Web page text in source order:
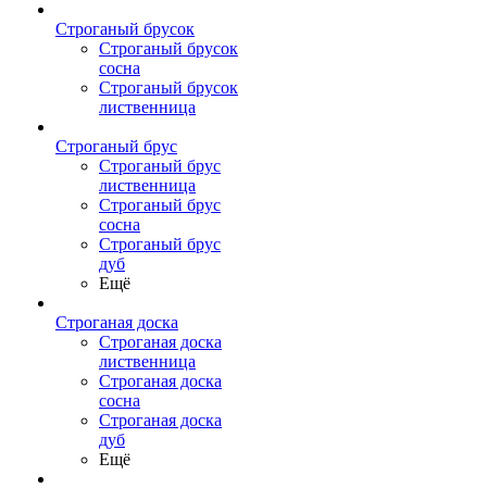
Строганый брусок
Строганый брусок
сосна
Строганый брусок
лиственница
Строганый брус
Строганый брус
лиственница
Строганый брус
сосна
Строганый брус
дуб
Ещё
Строганая доска
Строганая доска
лиственница
Строганая доска
сосна
Строганая доска
дуб
Ещё